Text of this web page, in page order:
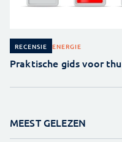
RECENSIE ENERGIE
Praktische gids voor
MEEST GELEZEN